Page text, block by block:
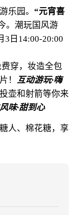
乐园。 “元宵喜
。潮玩国风游
3日14:00-20:00
穿，妆造全包
！ 互动游玩·嗨
壶和射箭等你来
味·甜到心
人、棉花糖，享